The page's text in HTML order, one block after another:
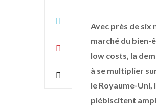
Avec près de six
marché du
low costs, la
à se multiplier
le Royaume-Uni,
plébiscitent